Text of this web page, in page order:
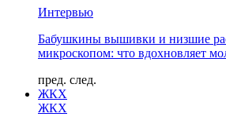
Интервью
Бабушкины вышивки и низшие
микроскопом: что вдохновляет
пред. след.
ЖКХ
ЖКХ